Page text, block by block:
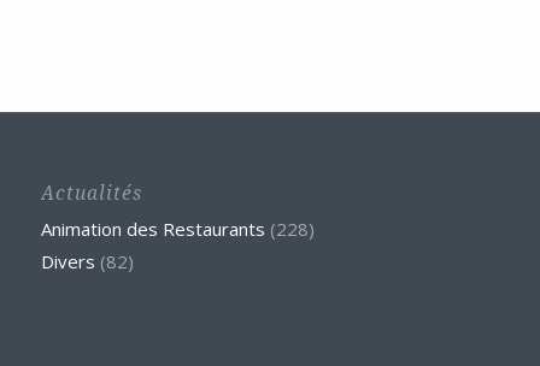
Actualités
Animation des Restaurants (228)
Divers (82)